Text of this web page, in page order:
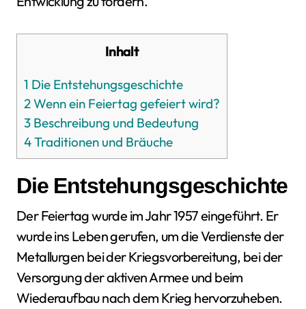
Inhalt
1 Die Entstehungsgeschichte
2Wenn ein Feiertag gefeiert wird?
3 Beschreibung und Bedeutung
4Traditionen und Bräuche
Die Entstehungsgeschichte
Der Feiertag wurde im Jahr 1957 eingeführt. Er
wurde ins Leben gerufen, um die Verdienste der
Metallurgen bei der Kriegsvorbereitung, bei der
Versorgung der aktiven Armee und beim
Wiederaufbau nach dem Krieg hervorzuheben.